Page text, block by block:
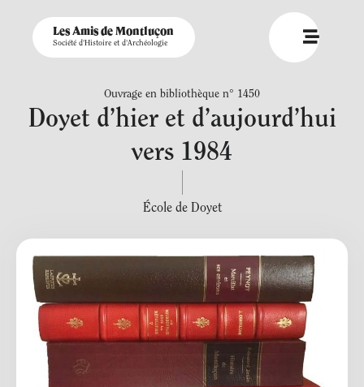
Les Amis de Montluçon
Société d'Histoire et d'Archéologie
Ouvrage en bibliothèque n° 1450
Doyet d’hier et d’aujourd’hui
vers 1984
École de Doyet